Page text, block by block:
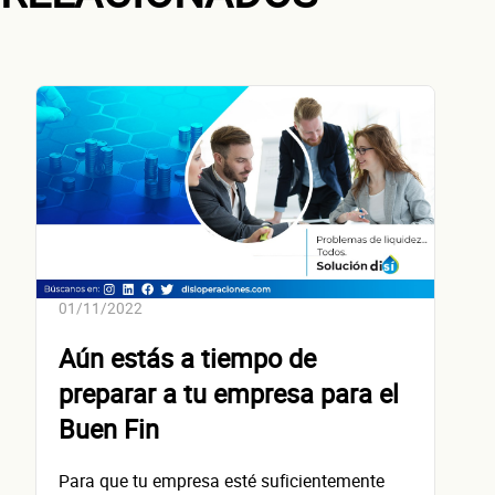
01/11/2022
Aún estás a tiempo de
preparar a tu empresa para el
Buen Fin
Para que tu empresa esté suficientemente
¿Cuánto factura tu negocio al año?
Esto nos ayuda a ofrecerte la línea de crédito correcta para tu negocio.
No te preocupes, evaluamos cada caso de forma integral.
¿Cómo